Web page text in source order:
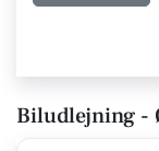
Biludlejning